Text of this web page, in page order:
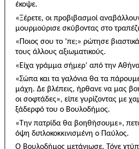
έκοψε.
«Ξέρετε, οι προβιβασμοί
μουρμού­ρισε σκύβοντας στο
«Ποιος σου το ’πε;» ρώτησε
τους άλλους αξιωματικούς.
«Είχα γράμμα σήμερ’ από την
«Σώπα και τα γαλόνια θα τα
μάχη. Δε βλέπεις, ήρθανε να μας
οι σοφτάδες», είπε γυρίζοντας με
ξάδερφό του ο Βουλοδήμος.
«Την πατρίδα θα βοηθήσουμε»,
όψη διπλοκοκκινισμένη ο Παύλος.
Ο Βουλοδήμος μετάνιωσε. Τόνε